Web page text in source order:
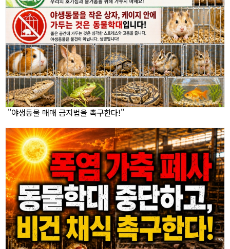
"야생동물 매매 금지법을 촉구한다!"